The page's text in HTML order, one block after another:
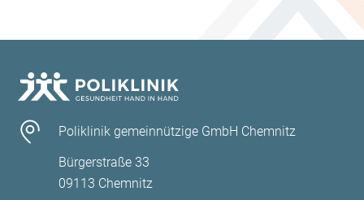
Endoskope) mit verschiedenen Blickwinkeln erlauben uns
eine vergrößerte Sicht auf das zu behandelnde Areal.
Die langjährige Erfahrung der Operateure führt zu
bestmöglichen Ergebnissen in den Bereichen:
Poliklinik gemeinnützige GmbH Chemnitz
Bürgerstraße 33
09113 Chemnitz